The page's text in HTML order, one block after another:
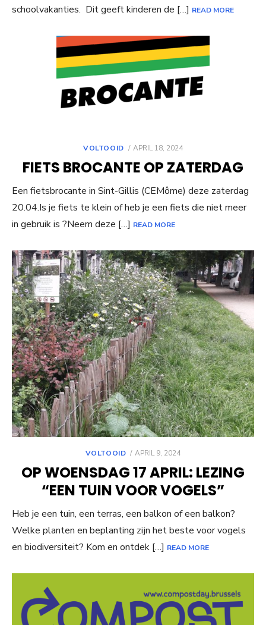
schoolvakanties. Dit geeft kinderen de […] READ MORE
VOLTOOID
POSTED
APRIL 18, 2024
FIETS BROCANTE OP ZATERDAG
Een fietsbrocante in Sint-Gillis (CEMôme) deze zaterdag
20.04.Is je fiets te klein of heb je een fiets die niet meer
in gebruik is ?Neem deze […] READ MORE
VOLTOOID
POSTED
APRIL 9, 2024
OP WOENSDAG 17 APRIL: LEZING
“EEN TUIN VOOR VOGELS”
Heb je een tuin, een terras, een balkon of een balkon?
Welke planten en beplanting zijn het beste voor vogels
en biodiversiteit? Kom en ontdek […] READ MORE